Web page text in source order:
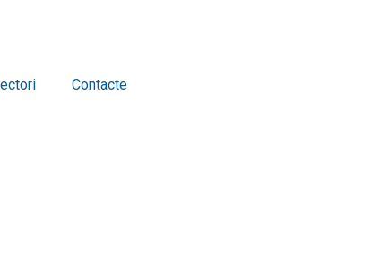
Contacte